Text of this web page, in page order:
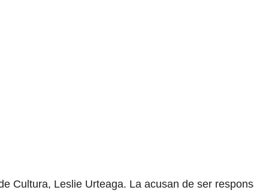
Cultura, Leslie Urteaga. La acusan de ser